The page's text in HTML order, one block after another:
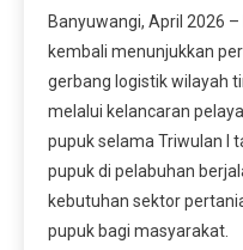
Banyuwangi, April 2026
kembali menunjukkan
gerbang logistik wilayah
melalui kelancaran
pupuk selama Triwulan I
pupuk di pelabuhan
kebutuhan sektor
pupuk bagi masyarakat.